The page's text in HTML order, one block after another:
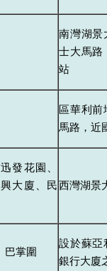
南灣湖景
士大馬路
站
區華利
馬路，近
發花園、
大廈、民西灣湖景
巴掌圍
設於蘇亞
銀行大廈